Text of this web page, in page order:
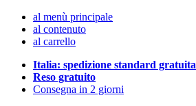
al menù principale
al contenuto
al carrello
Italia: spedizione standard gratuita
Reso gratuito
Consegna in 2 giorni